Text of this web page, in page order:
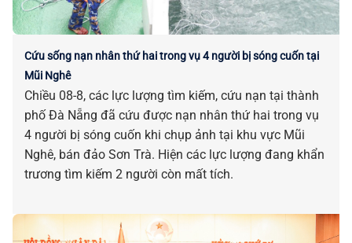
Cứu sống nạn nhân thứ hai trong vụ 4 người bị sóng cuốn tại
Mũi Nghê
Chiều 08-8, các lực lượng tìm kiếm, cứu nạn tại thành
phố Đà Nẵng đã cứu được nạn nhân thứ hai trong vụ
4 người bị sóng cuốn khi chụp ảnh tại khu vực Mũi
Nghê, bán đảo Sơn Trà. Hiện các lực lượng đang khẩn
trương tìm kiếm 2 người còn mất tích.